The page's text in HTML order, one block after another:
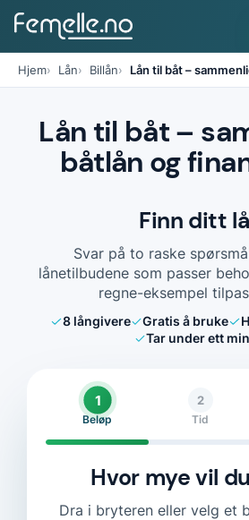
Hjem Lån Billån Lån til båt –
Lån til båt –
båtlån og
Finn ditt
Svar på to raske
lånetilbudene som passer
regne-eksempel
8långivere Gratis å bruke
Tar under ett
1
Beløp
2
Tid
Hvor mye vil
Dra i bryteren eller velg et